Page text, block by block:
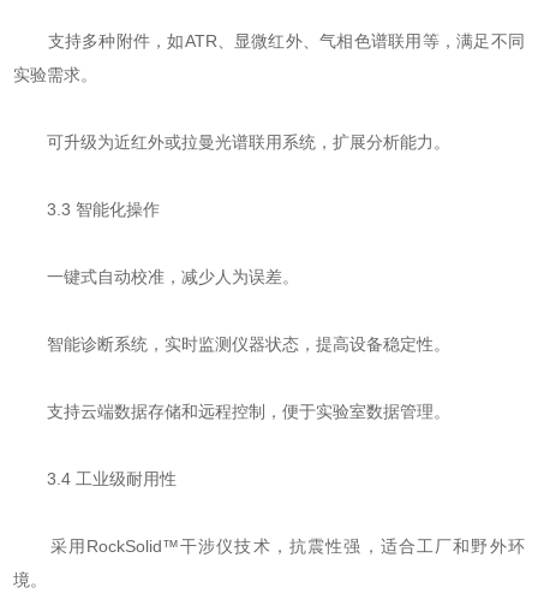
支持多种附件，如ATR、显微红外、气相色谱联用等，满足不同
实验需求。
可升级为近红外或拉曼光谱联用系统，扩展分析能力。
​​3.3 智能化操作​​
一键式自动校准，减少人为误差。
智能诊断系统，实时监测仪器状态，提高设备稳定性。
支持云端数据存储和远程控制，便于实验室数据管理。
​​3.4 工业级耐用性​​
采用RockSolid™干涉仪技术，抗震性强，适合工厂和野外环
境。